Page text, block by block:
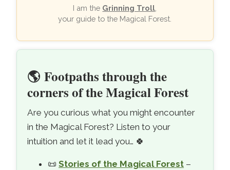
I am the Grinning Troll,
your guide to the Magical Forest.
🌎Footpaths through the
corners of the Magical Forest
Are you curious what you might encounter
in the Magical Forest? Listen to your
intuition and let it lead you… 🍀
📜Stories of the Magical Forest –